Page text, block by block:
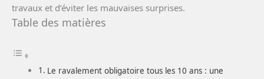
travaux et d’éviter les mauvaises surprises.
Table des matières
Le ravalement obligatoire tous les 10 ans : une